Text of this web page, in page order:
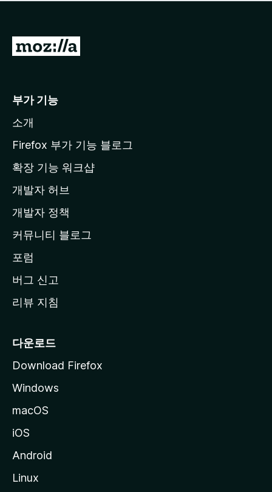
점
습
니
M
l
a
페
이
지
이
동
부가 기능
소개
Firefox 부가 기능 블로그
확장 기능 워크샵
개발자 허브
개발자 정책
커뮤니티 블로그
포럼
버그 신고
리뷰 지침
다운로드
Download Firefox
Windows
macOS
iOS
Android
Linux